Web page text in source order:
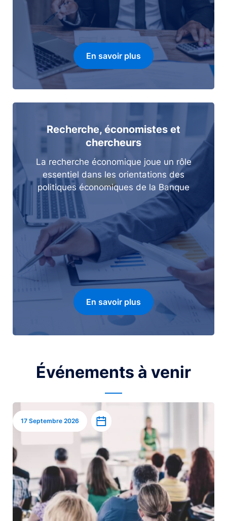
En savoir plus
Recherche, économistes et
chercheurs
La recherche économique joue un rôle
essentiel dans les orientations des
politiques économiques de la Banque
En savoir plus
Événements à venir
Image
17 Septembre 2026 Ajouter à l’agenda